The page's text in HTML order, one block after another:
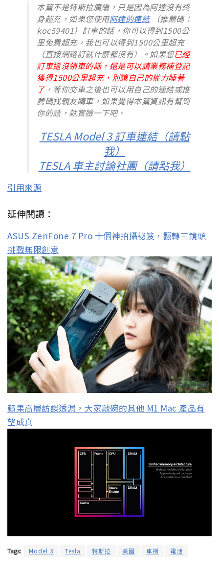
本篇不是特斯拉廣編，只是因為阿達沒有終
身超充，如果您使用阿達的連結（推薦碼：
koc59401）訂車的話，你可以得到1500公
里免費超充，我也可以得到1500公里超充
（直接網路訂就什麼都沒有）。如果您已經
訂車還沒領車的話，還是可以請業務補登記
獲得1500公里超充，別讓自己的權力睡著
了，等你交車之後也可以用自己的連結或推
薦碼找親友購車，如果覺得本篇資訊有幫到
你的話，就賞臉一下吧。
TESLA Model 3 訂車連結（請點
我）
TESLA 車主討論社團（請點我）
引用來源
延伸閱讀：
ASUS ZenFone 7 Pro 十個神拍攝秘笈，翻轉三鏡頭
挑戰無限創意
蘋果高層訪談透漏，大家敲碗的其他 M1 Mac 產品有
望成真
Tags: Model 3 Tesla 特斯拉 美國 車禍 電池